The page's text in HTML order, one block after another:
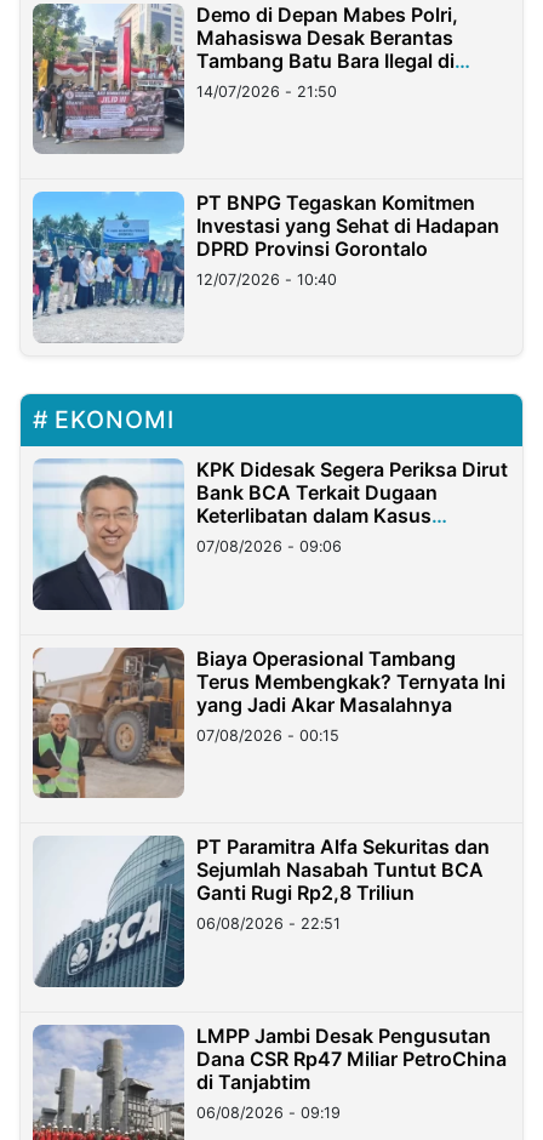
Demo di Depan Mabes Polri,
Mahasiswa Desak Berantas
Tambang Batu Bara Ilegal di
Lampung
14/07/2026 - 21:50
PT BNPG Tegaskan Komitmen
Investasi yang Sehat di Hadapan
DPRD Provinsi Gorontalo
12/07/2026 - 10:40
EKONOMI
KPK Didesak Segera Periksa Dirut
Bank BCA Terkait Dugaan
Keterlibatan dalam Kasus
Hilangnya Dana Nasabah Rp2,58
Miliar
07/08/2026 - 09:06
Biaya Operasional Tambang
Terus Membengkak? Ternyata Ini
yang Jadi Akar Masalahnya
07/08/2026 - 00:15
PT Paramitra Alfa Sekuritas dan
Sejumlah Nasabah Tuntut BCA
Ganti Rugi Rp2,8 Triliun
06/08/2026 - 22:51
LMPP Jambi Desak Pengusutan
Dana CSR Rp47 Miliar PetroChina
di Tanjabtim
06/08/2026 - 09:19